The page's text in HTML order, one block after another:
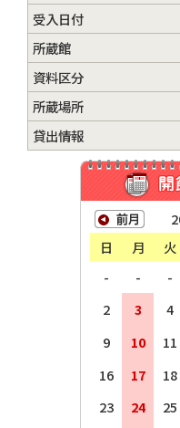
受入日付
所蔵館
資料区分
所蔵場所
貸出情報
日
月 火
-
- -
2
3 4
9
10 11
16
17 18
23
24 25